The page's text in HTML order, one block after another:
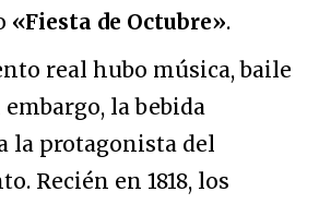
«Fiesta de Octubre».
real hubo música, baile
embargo, la bebida
la protagonista del
Recién en 1818, los